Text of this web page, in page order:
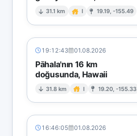
31.1 km I 19.19, -155.49
19:12:43 01.08.2026
Pāhala'nın 16 km
doğusunda, Hawaii
31.8 km I 19.20, -155.33
16:46:05 01.08.2026